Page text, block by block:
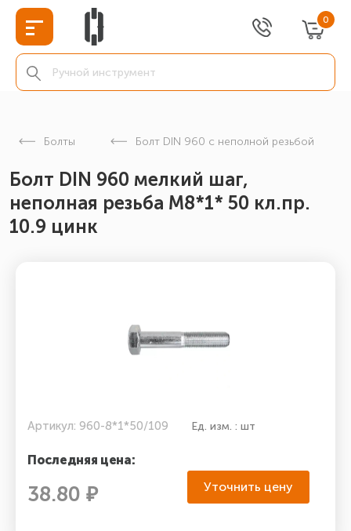
0
Болты Болт DIN 960 с неполной резьбой
Болт DIN 960 мелкий шаг,
неполная резьба M8*1* 50 кл.пр.
10.9 цинк
Артикул: 960-8*1*50/109 Ед. изм. : шт
Последняя цена:
38.80 ₽ Уточнить цену